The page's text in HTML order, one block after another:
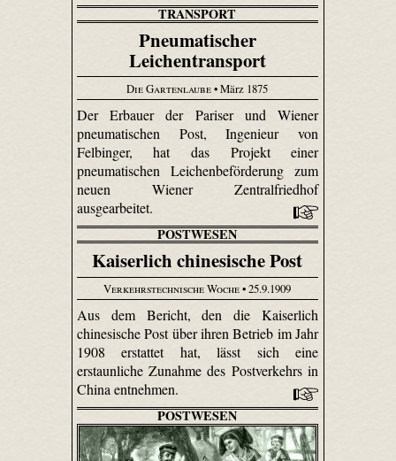
TRANSPORT
Pneumatischer
Leichentransport
Die Gartenlaube• März 1875
Der Erbauer der Pariser und Wiener
pneumatischen Post, Ingenieur von
Felbinger, hat das Projekt einer
pneumatischen Leichenbeförderung zum
neuen Wiener Zentralfriedhof
ausgearbeitet.
POSTWESEN
Kaiserlich chinesische Post
Verkehrstechnische Woche• 25.9.1909
Aus dem Bericht, den die Kaiserlich
chinesische Post über ihren Betrieb im Jahr
1908 erstattet hat, lässt sich eine
erstaunliche Zunahme des Postverkehrs in
China entnehmen.
POSTWESEN